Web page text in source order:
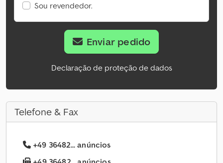
Sou revendedor.
Enviar pedido
Declaração de proteção de dados
Telefone & Fax
+49 36482... anúncios